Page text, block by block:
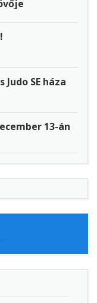
SE háza
13-án